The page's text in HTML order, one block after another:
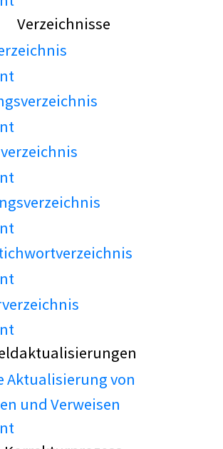
Verzeichnisse
Aktualisierung von
und Verweisen